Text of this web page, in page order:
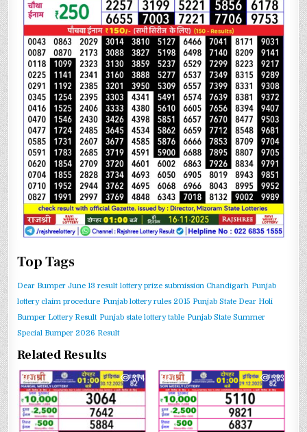
Top Tags
Dear Bumper June 13 result lottery prize submission Chandigarh Punjab
lottery claim procedure Punjab lottery rules 2015 Punjab State Dear Holi
Bumper Lottery Result Punjab state lottery table Punjab State Summer
Special Bumper 2026 Result
Related Results
0 374 0 383